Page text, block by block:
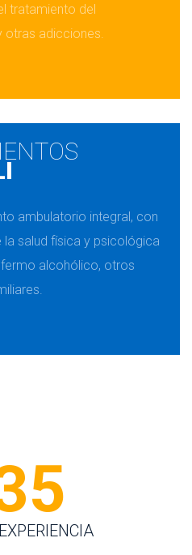
tratamiento del
otras adicciones.
ambulatorio integral, con
la salud física y psicológica
alcohólico, otros